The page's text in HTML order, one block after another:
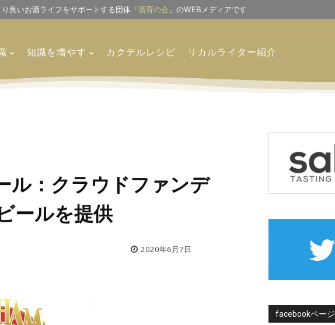
良いお酒ライフをサポートする団体「酒育の会 」のWEBメディアです
知識を増やす カクテルレシピ リカルライター紹介
ル：クラウドファンデ
ールを提供
2020年6月7日
facebookページ